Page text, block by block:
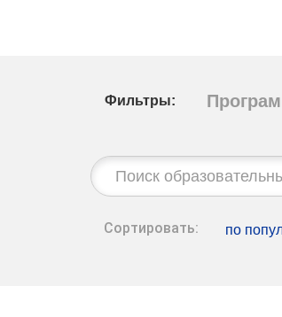
Фильтры:
Строка
поиска:
Сортировать: по